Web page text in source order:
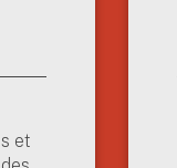
et